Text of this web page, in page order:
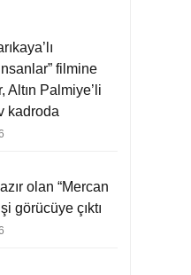
filmine
Altın Palmiye’li
kadroda
olan “Mercan
görücüye çıktı